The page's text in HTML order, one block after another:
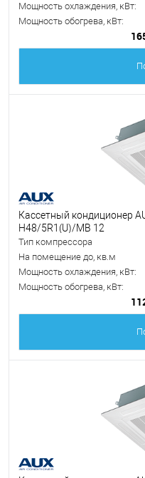
Мощность охлаждения, кВт:
Мощность обогрева, кВт:
Кассетный кондиционер
H48/5R1(U)/MB 12
Тип компрессора
На помещение до, кв.м
Мощность охлаждения, кВт:
Мощность обогрева, кВт: